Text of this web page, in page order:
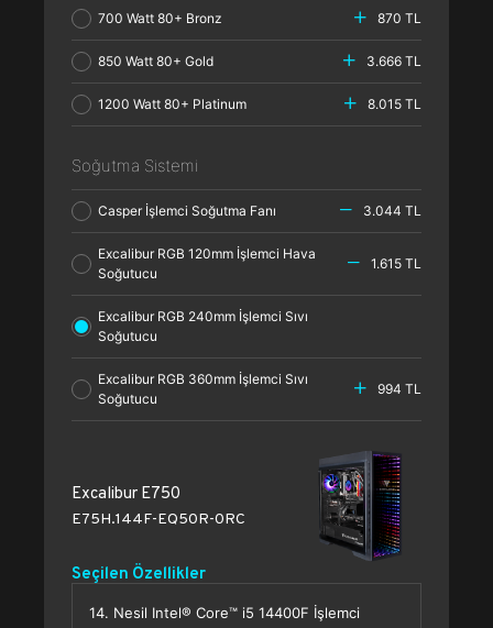
700 Watt 80+ Bronz 870 TL
850 Watt 80+ Gold 3.666 TL
1200 Watt 80+ Platinum 8.015 TL
Soğutma Sistemi
Casper İşlemci Soğutma Fanı 3.044 TL
Excalibur RGB 120mm İşlemci Hava
Soğutucu
1.615 TL
Excalibur RGB 240mm İşlemci Sıvı
Soğutucu
Excalibur RGB 360mm İşlemci Sıvı
Soğutucu
994 TL
Excalibur E750
E75H.144F-EQ50R-0RC
Seçilen Özellikler
14. Nesil Intel® Core™ i5 14400F İşlemci